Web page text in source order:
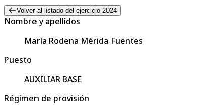
Volver al listado del ejercicio 2024
Nombre y apellidos
María Rodena Mérida Fuentes
Puesto
AUXILIAR BASE
Régimen de provisión